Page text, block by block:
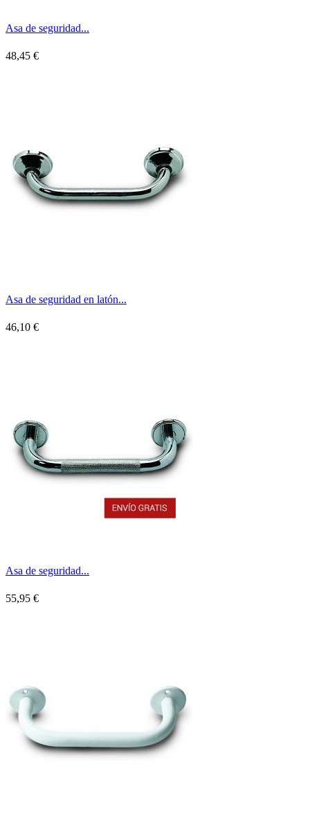
Asa de seguridad...
48,45 €
Asa de seguridad en latón...
46,10 €
Asa de seguridad...
55,95 €